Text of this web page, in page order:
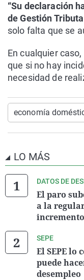
“Su declaración
de Gestión
solo falta que se
En cualquier caso,
que si no hay
necesidad de
economía
LO MÁS
DATOS DE
El paro
a la
SEPE
El SEPE lo
puede
desempleo